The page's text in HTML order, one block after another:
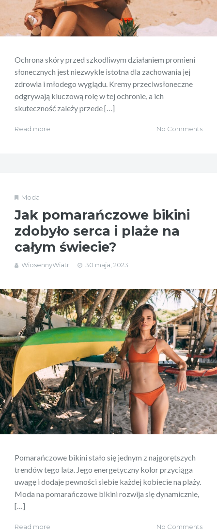
Ochrona skóry przed szkodliwym działaniem promieni
słonecznych jest niezwykle istotna dla zachowania jej
zdrowia i młodego wyglądu. Kremy przeciwsłoneczne
odgrywają kluczową rolę w tej ochronie, a ich
skuteczność zależy przede […]
Read more No Comments
Moda
Jak pomarańczowe bikini
zdobyło serca i plaże na
całym świecie?
WiosennyWiatr 30 maja, 2023
Pomarańczowe bikini stało się jednym z najgorętszych
trendów tego lata. Jego energetyczny kolor przyciąga
uwagę i dodaje pewności siebie każdej kobiecie na plaży.
Moda na pomarańczowe bikini rozwija się dynamicznie,
[…]
Read more No Comments